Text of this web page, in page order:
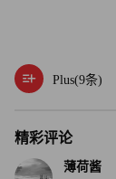
Plus(9条)
精彩评论
薄荷酱